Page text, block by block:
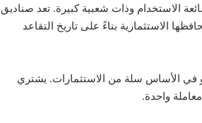
الاستخدام وذات شعبية كبيرة. تعد صناديق
الاستثمارية بناءً على تاريخ التقاعد
في الأساس سلة من الاستثمارات. يشتري
واحدة.